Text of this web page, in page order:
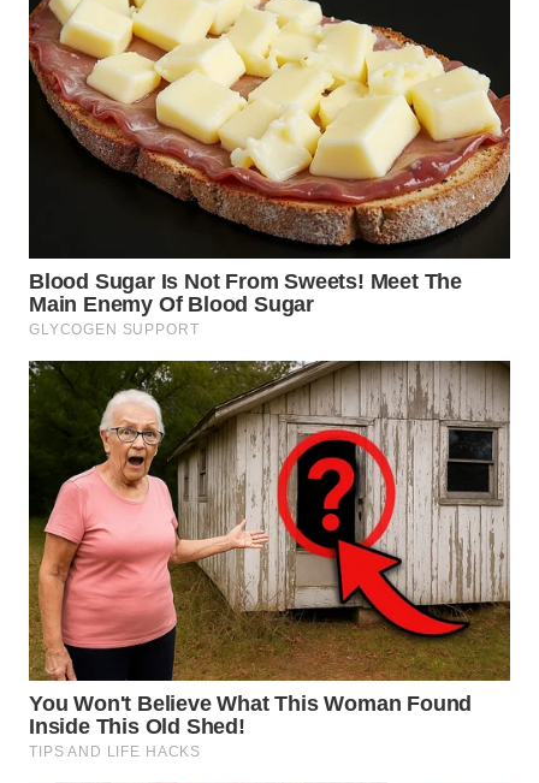
WN
TANJUNG
LESUNG
WN
SIMALUNGUN
LABUHANBATU
WN
TAPANULI
TENGAH
WN DELI
SERDANG
WN
TEBING
TINGGI
WN